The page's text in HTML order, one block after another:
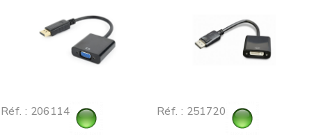
Réf. : 206114 Réf. : 251720